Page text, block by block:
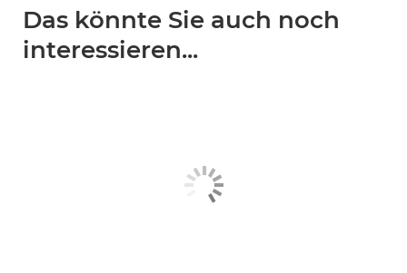
Das könnte Sie auch noch
interessieren...